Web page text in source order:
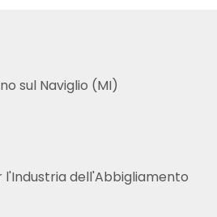
sul Naviglio (MI)
dell'Abbigliamento